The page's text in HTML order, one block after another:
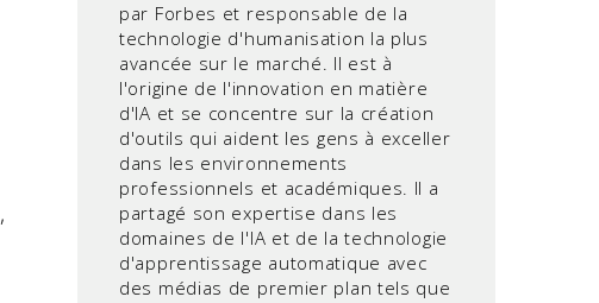
par Forbes et responsable de la
technologie d'humanisation la plus
avancée sur le marché. Il est à
l'origine de l'innovation en matière
d'IA et se concentre sur la création
d'outils qui aident les gens à exceller
dans les environnements
professionnels et académiques. Il a
partagé son expertise dans les
domaines de l'IA et de la technologie
d'apprentissage automatique avec
des médias de premier plan tels que